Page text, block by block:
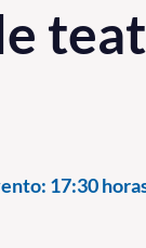
17:30